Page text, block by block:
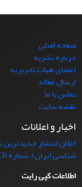
صفحه اصلی
درباره نشریه
اعضای هیات تحریریه
ارسال مقاله
تماس با ما
نقشه سایت
اخبار و اعلانات
اعلان انتشار
شناسی ایران)، شماره (3)37
اطلاعات کپی رایت